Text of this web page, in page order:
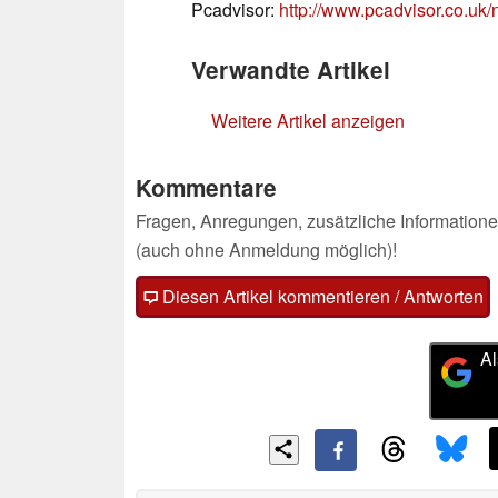
Pcadvisor: http://
Verwandte Artikel
Weitere Artikel anzeigen
Kommentare
Fragen, Anregungen, zusätzliche
(auch ohne Anmeldung möglich)!
Diesen Artikel kommentieren / Antworten